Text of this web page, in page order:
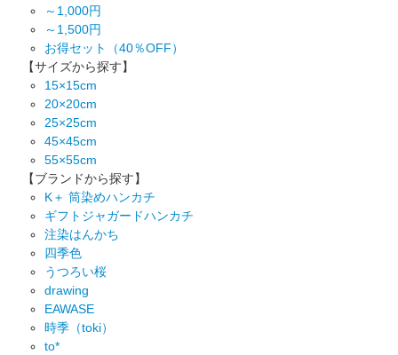
～1,000円
～1,500円
お得セット（40％OFF）
【サイズから探す】
15×15cm
20×20cm
25×25cm
45×45cm
55×55cm
【ブランドから探す】
K＋ 筒染めハンカチ
ギフトジャガードハンカチ
注染はんかち
四季色
うつろい桜
drawing
EAWASE
時季（toki）
to*